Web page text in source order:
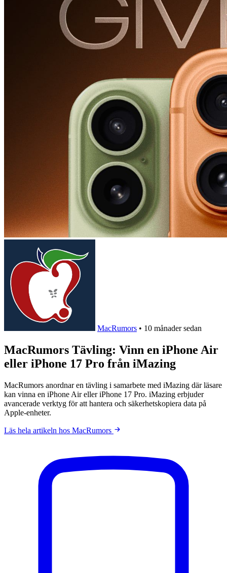
MacRumors • 10 månader sedan
MacRumors Tävling: Vinn en iPhone Air
eller iPhone 17 Pro från iMazing
MacRumors anordnar en tävling i samarbete med iMazing där läsare
kan vinna en iPhone Air eller iPhone 17 Pro. iMazing erbjuder
avancerade verktyg för att hantera och säkerhetskopiera data på
Apple-enheter.
Läs hela artikeln hos MacRumors